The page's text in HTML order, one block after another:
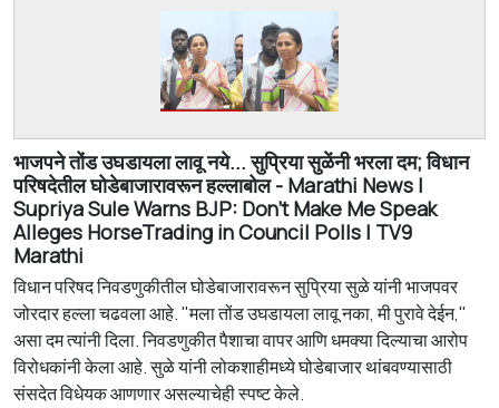
भाजपने तोंड उघडायला लावू नये... सुप्रिया सुळेंनी भरला दम; विधान
परिषदेतील घोडेबाजारावरून हल्लाबोल - Marathi News |
Supriya Sule Warns BJP: Don't Make Me Speak
Alleges HorseTrading in Council Polls | TV9
Marathi
विधान परिषद निवडणुकीतील घोडेबाजारावरून सुप्रिया सुळे यांनी भाजपवर
जोरदार हल्ला चढवला आहे. "मला तोंड उघडायला लावू नका, मी पुरावे देईन,"
असा दम त्यांनी दिला. निवडणुकीत पैशाचा वापर आणि धमक्या दिल्याचा आरोप
विरोधकांनी केला आहे. सुळे यांनी लोकशाहीमध्ये घोडेबाजार थांबवण्यासाठी
संसदेत विधेयक आणणार असल्याचेही स्पष्ट केले.